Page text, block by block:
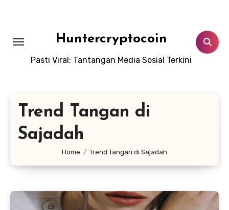
Huntercryptocoin
Pasti Viral: Tantangan Media Sosial Terkini
Trend Tangan di
Sajadah
Home Trend Tangan di Sajadah